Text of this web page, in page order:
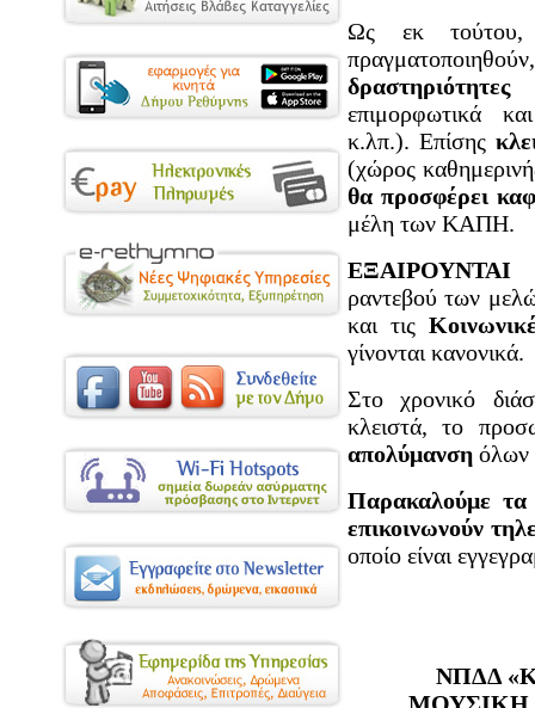
Ως εκ
επιμορφωτικά
κ.λπ.). Επίσης
(χώρος
θα προσφέρει
μέλη των ΚΑΠΗ.
ραντεβού των
και τις
γίνονται κανονικά.
Στο χρονικό
κλειστά, το
απολύμανση
Παρακαλούμε
επικοινωνούν
οποίο είναι
ΝΠΔΔ